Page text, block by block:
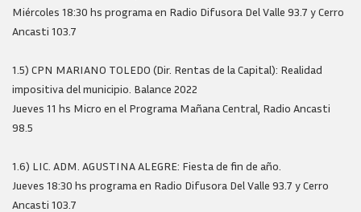
Miércoles 18:30 hs programa en Radio Difusora Del Valle 93.7 y Cerro
Ancasti 103.7
1.5) CPN MARIANO TOLEDO (Dir. Rentas de la Capital): Realidad
impositiva del municipio. Balance 2022
Jueves 11 hs Micro en el Programa Mañana Central, Radio Ancasti
98.5
1.6) LIC. ADM. AGUSTINA ALEGRE: Fiesta de fin de año.
Jueves 18:30 hs programa en Radio Difusora Del Valle 93.7 y Cerro
Ancasti 103.7